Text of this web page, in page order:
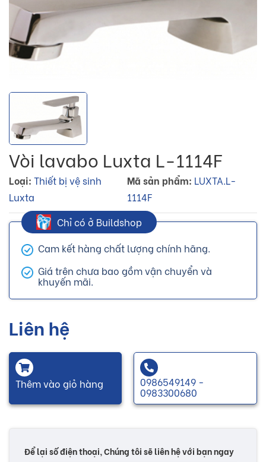
Vòi lavabo Luxta L-1114F
Loại: Thiết bị vệ sinh
Luxta
Mã sản phẩm: LUXTA.L-
1114F
Chỉ có ở Buildshop
Cam kết hàng chất lượng chính hãng.
Giá trên chưa bao gồm vận chuyển và
khuyến mãi.
Liên hệ
Thêm vào giỏ hàng 0986549149 -
0983300680
Để lại số điện thoại, Chúng tôi sẽ liên hệ với bạn ngay